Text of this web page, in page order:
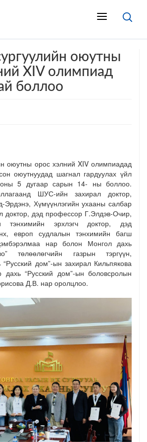
оюутны
XIV олимпиад
боллоо
оюутны орос хэлний XIV олимпиадад
оюутнуудад шагнал гардуулах үйл
5 дугаар сарын 14- ны боллоо.
ШУС-ийн захирал доктор,
Эрдэнэ, Хүмүүнлэгийн ухааны салбар
доктор, дэд профессор Г.Элдэв-Очир,
тэнхимийн эрхлэгч доктор, дэд
европ судлалын тэнхимийн багш
нар болон Монгол дахь
төлөөлөгчийн газрын тэргүүн,
дом”-ын захирал Кильпякова
дахь “Русский дом”-ын боловсролын
Д.В. нар оролцлоо.